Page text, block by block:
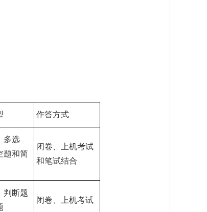
作答方式
多选
题和简
闭卷、上机考试
和笔试结合
判断题
闭卷、上机考试